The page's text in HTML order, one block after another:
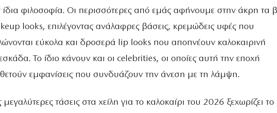
ίδια φιλοσοφία. Οι περισσότερες από εμάς αφήνουμε στην άκρη τα
looks, επιλέγοντας ανάλαφρες βάσεις, κρεμώδεις υφές που
εύκολα και δροσερά lip looks που αποπνέουν καλοκαιρινή
Το ίδιο κάνουν και οι celebrities, οι οποίες αυτή την εποχή
εμφανίσεις που συνδυάζουν την άνεση με τη λάμψη.
μεγαλύτερες τάσεις στα χείλη για το καλοκαίρι του 2026 ξεχωρίζει το